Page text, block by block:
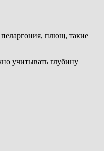
плющ, такие
учитывать глубину